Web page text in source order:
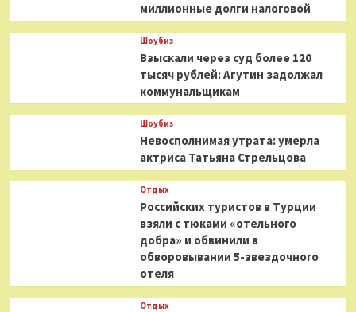
миллионные долги налоговой
Шоубиз
Взыскали через суд более 120
тысяч рублей: Агутин задолжал
коммунальщикам
Шоубиз
Невосполнимая утрата: умерла
актриса Татьяна Стрельцова
Отдых
Российских туристов в Турции
взяли с тюками «отельного
добра» и обвинили в
обворовывании 5-звездочного
отеля
Отдых